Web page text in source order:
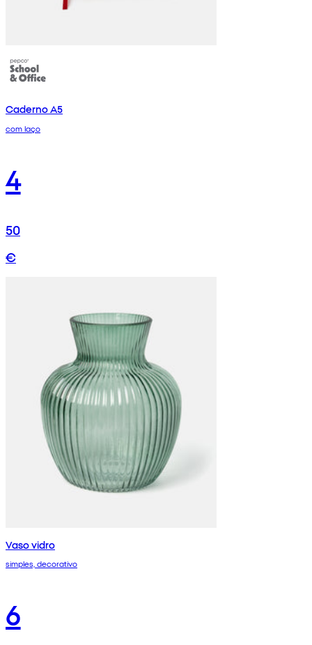
Caderno A5
com laço
4
50
€
Vaso vidro
simples, decorativo
6